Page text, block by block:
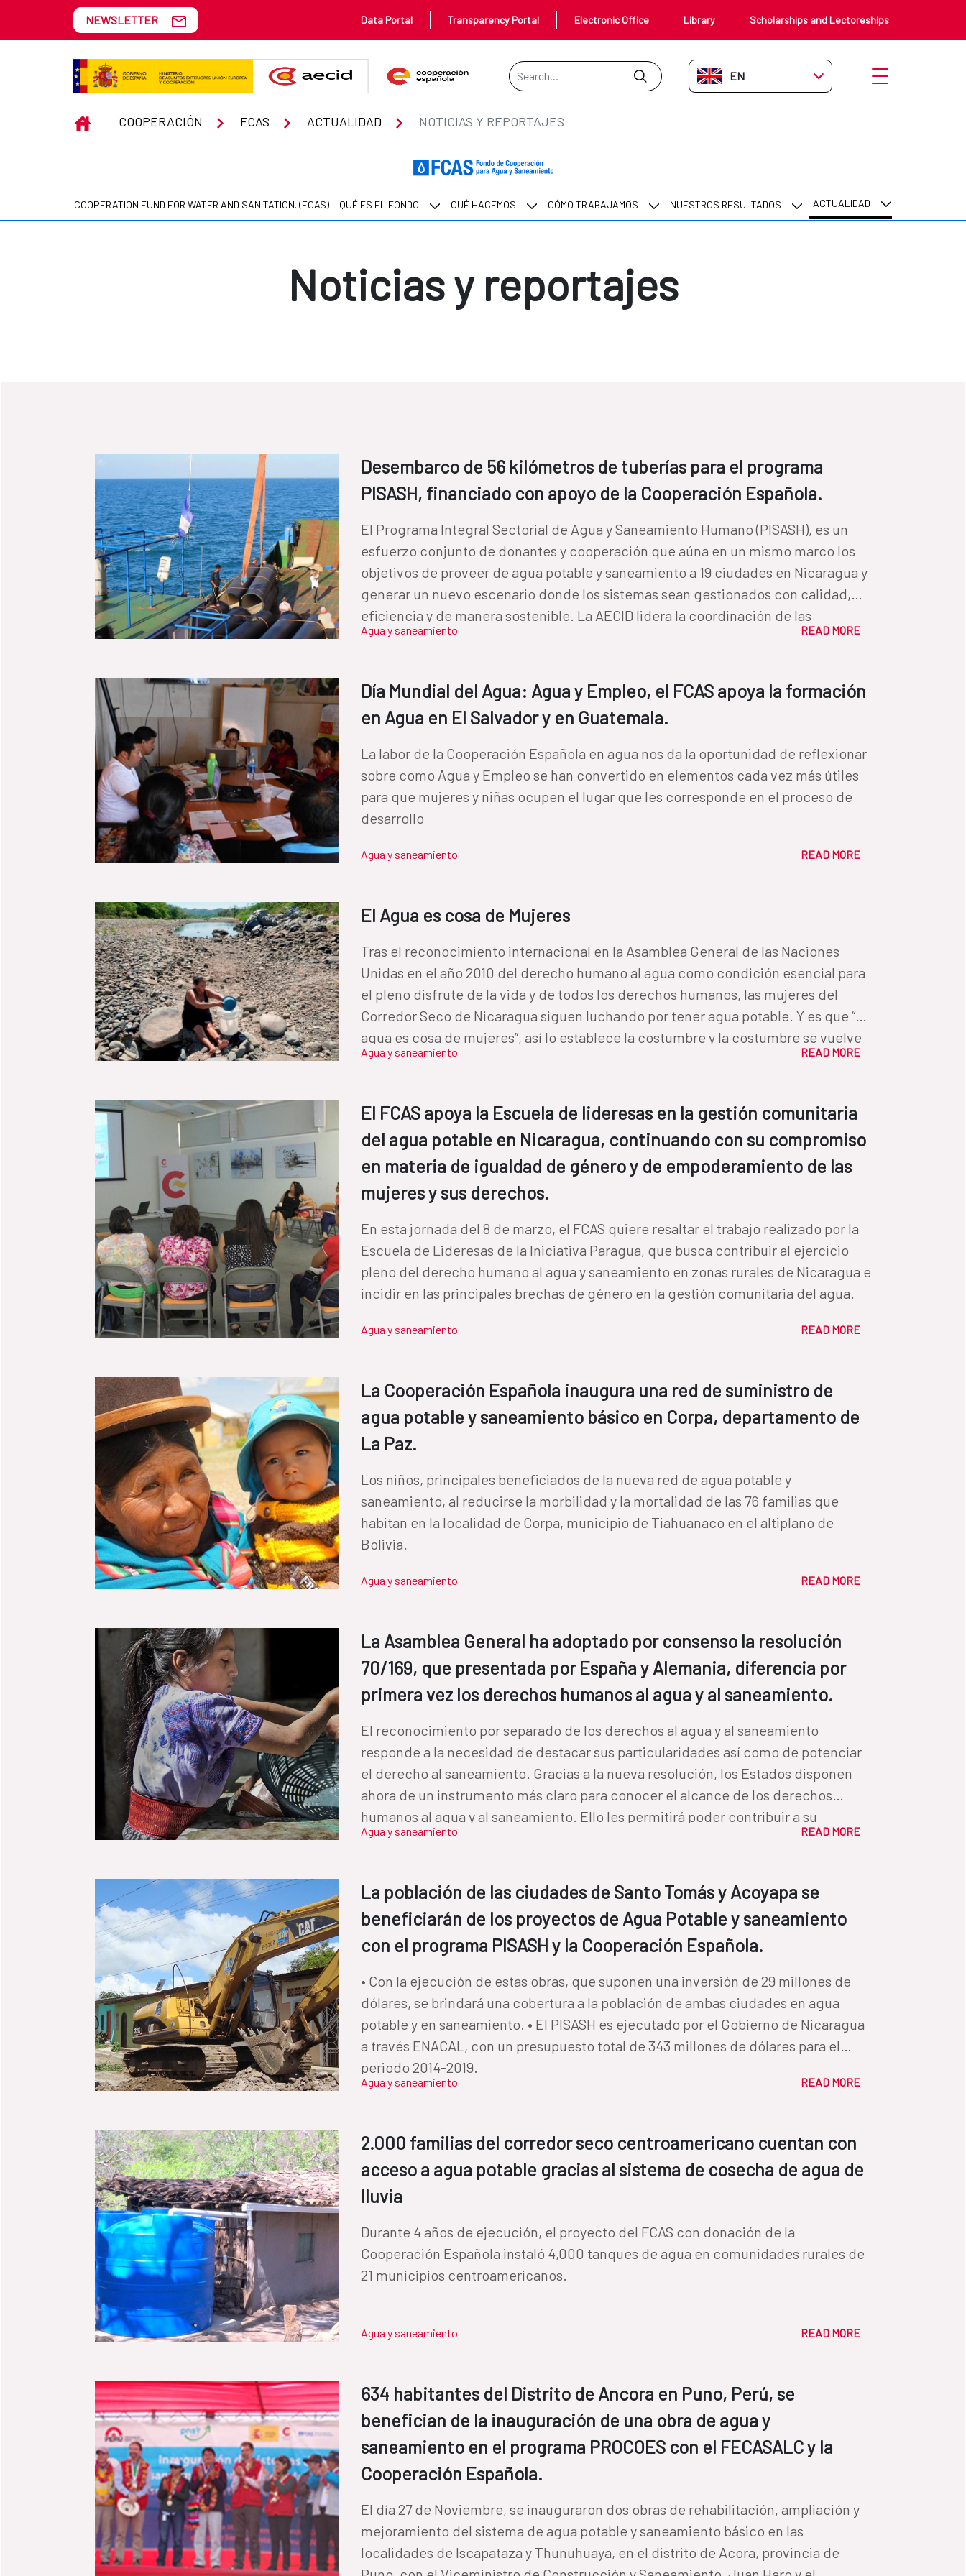
Skip to Main Content
Noticias y reportajes
NEWSLETTER Data Portal Transparency Portal Electronic Office Library Scholarships and Lectoreships
Search Bar
EN-GB Open menu
INICIOCOOPERACIÓN FCAS ACTUALIDAD NOTICIAS Y REPORTAJES
COOPERATION FUND FOR WATER AND SANITATION. (FCAS) QUÉ ES EL FONDO QUÉ HACEMOS CÓMO TRABAJAMOS NUESTROS RESULTADOS ACTUALIDAD
Noticias y reportajes
Desembarco de 56 kilómetros de tuberías para el programa
PISASH, financiado con apoyo de la Cooperación Española.
El Programa Integral Sectorial de Agua y Saneamiento Humano (PISASH), es un
esfuerzo conjunto de donantes y cooperación que aúna en un mismo marco los
objetivos de proveer de agua potable y saneamiento a 19 ciudades en Nicaragua y
generar un nuevo escenario donde los sistemas sean gestionados con calidad,
eficiencia y de manera sostenible. La AECID lidera la coordinación de las
acciones, impulsando la configuración del programa.
Agua y saneamiento READ MORE
Día Mundial del Agua: Agua y Empleo, el FCAS apoya la formación
en Agua en El Salvador y en Guatemala.
La labor de la Cooperación Española en agua nos da la oportunidad de reflexionar
sobre como Agua y Empleo se han convertido en elementos cada vez más útiles
para que mujeres y niñas ocupen el lugar que les corresponde en el proceso de
desarrollo
Agua y saneamiento READ MORE
El Agua es cosa de Mujeres
Tras el reconocimiento internacional en la Asamblea General de las Naciones
Unidas en el año 2010 del derecho humano al agua como condición esencial para
el pleno disfrute de la vida y de todos los derechos humanos, las mujeres del
Corredor Seco de Nicaragua siguen luchando por tener agua potable. Y es que “el
agua es cosa de mujeres”, así lo establece la costumbre y la costumbre se vuelve
ley. Con Iniciativa PARAGUA viajamos por los departamentos de Chinandega y
manifiestan en el acceso, uso y control del agua, cómo esto incide en sus vidas y
cómo, con su lucha, van abriendo las puertas al cambio.
Agua y saneamiento READ MORE
El FCAS apoya la Escuela de lideresas en la gestión comunitaria
del agua potable en Nicaragua, continuando con su compromiso
en materia de igualdad de género y de empoderamiento de las
mujeres y sus derechos.
En esta jornada del 8 de marzo, el FCAS quiere resaltar el trabajo realizado por la
Escuela de Lideresas de la Iniciativa Paragua, que busca contribuir al ejercicio
pleno del derecho humano al agua y saneamiento en zonas rurales de Nicaragua e
incidir en las principales brechas de género en la gestión comunitaria del agua.
Agua y saneamiento READ MORE
La Cooperación Española inaugura una red de suministro de
agua potable y saneamiento básico en Corpa, departamento de
La Paz.
Los niños, principales beneficiados de la nueva red de agua potable y
saneamiento, al reducirse la morbilidad y la mortalidad de las 76 familias que
habitan en la localidad de Corpa, municipio de Tiahuanaco en el altiplano de
Bolivia.
Agua y saneamiento READ MORE
La Asamblea General ha adoptado por consenso la resolución
70/169, que presentada por España y Alemania, diferencia por
primera vez los derechos humanos al agua y al saneamiento.
El reconocimiento por separado de los derechos al agua y al saneamiento
responde a la necesidad de destacar sus particularidades así como de potenciar
el derecho al saneamiento. Gracias a la nueva resolución, los Estados disponen
ahora de un instrumento más claro para conocer el alcance de los derechos
humanos al agua y al saneamiento. Ello les permitirá poder contribuir a su
consecución de forma más efectiva.
Agua y saneamiento READ MORE
La población de las ciudades de Santo Tomás y Acoyapa se
beneficiarán de los proyectos de Agua Potable y saneamiento
con el programa PISASH y la Cooperación Española.
• Con la ejecución de estas obras, que suponen una inversión de 29 millones de
dólares, se brindará una cobertura a la población de ambas ciudades en agua
potable y en saneamiento. • El PISASH es ejecutado por el Gobierno de Nicaragua
a través ENACAL, con un presupuesto total de 343 millones de dólares para el
periodo 2014-2019.
Agua y saneamiento READ MORE
2.000 familias del corredor seco centroamericano cuentan con
acceso a agua potable gracias al sistema de cosecha de agua de
lluvia
Durante 4 años de ejecución, el proyecto del FCAS con donación de la
Cooperación Española instaló 4,000 tanques de agua en comunidades rurales de
21 municipios centroamericanos.
Agua y saneamiento READ MORE
634 habitantes del Distrito de Ancora en Puno, Perú, se
benefician de la inauguración de una obra de agua y
saneamiento en el programa PROCOES con el FECASALC y la
Cooperación Española.
El día 27 de Noviembre, se inauguraron dos obras de rehabilitación, ampliación y
mejoramiento del sistema de agua potable y saneamiento básico en las
localidades de Iscapataza y Thunuhuaya, en el distrito de Acora, provincia de